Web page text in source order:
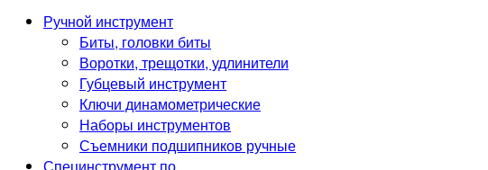
Ручной инструмент
Биты, головки биты
Воротки, трещотки, удлинители
Губцевый инструмент
Ключи динамометрические
Наборы инструментов
Съемники подшипников ручные